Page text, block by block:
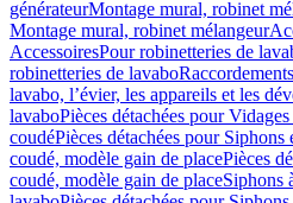
générateurMontage mural, robinet
Montage mural, robinet mélangeur
AccessoiresPour robinetteries de
robinetteries de lavabo
lavabo, l’évier, les appareils et les
lavaboPièces détachées pour
coudéPièces détachées pour Siphons
coudé, modèle gain de placePièces
coudé, modèle gain de placeSiphons